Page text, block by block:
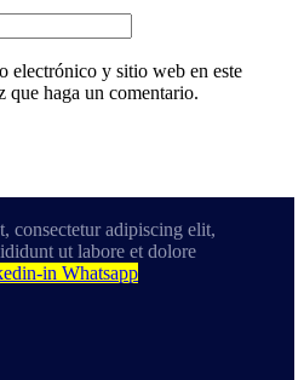
electrónico y sitio web en este
que haga un comentario.
consectetur adipiscing elit,
ut labore et dolore
in Whatsapp